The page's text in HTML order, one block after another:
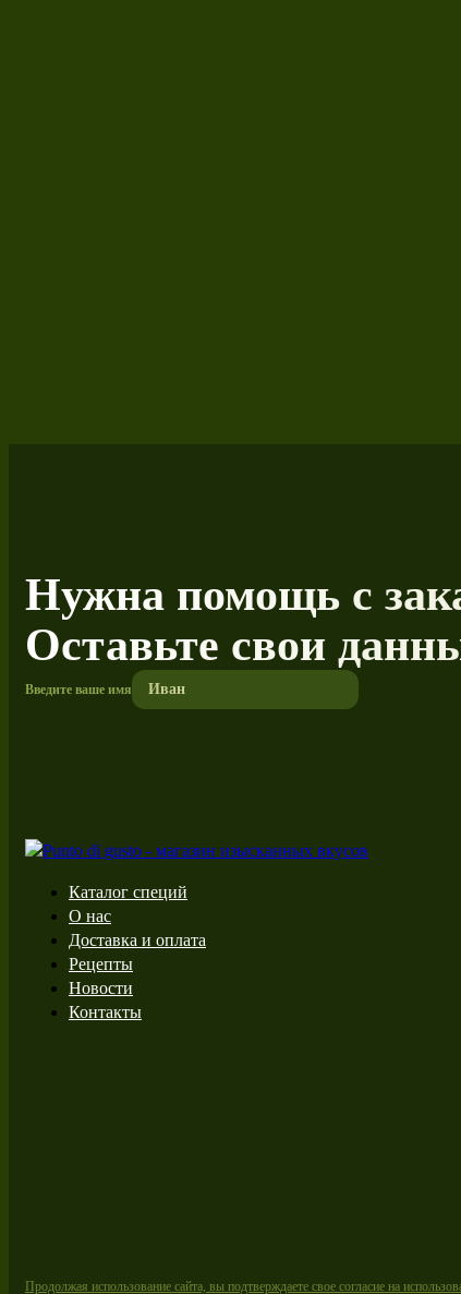
Нужна помощь с
Оставьте свои
Введите ваше имя
Каталог специй
О нас
Доставка и оплата
Рецепты
Новости
Контакты
Продолжая использование сайта, вы подтверждаете свое согласие на